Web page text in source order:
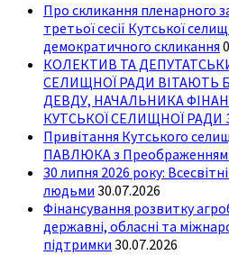
Про скликання пленарного
третьої сесії Кутської
демократичного скликання
КОЛЕКТИВ ТА
СЕЛИЩНОЇ РАДИ ВІТАЮТЬ
ДЕВДУ, НАЧАЛЬНИКА
КУТСЬКОЇ СЕЛИЩНОЇ РАДИ
Привітання Кутського
ПАВЛЮКА з Преображенням
30 липня 2026 року:
людьми 30.07.2026
Фінансування розвитку
державні, обласні та
підтримки 30.07.2026